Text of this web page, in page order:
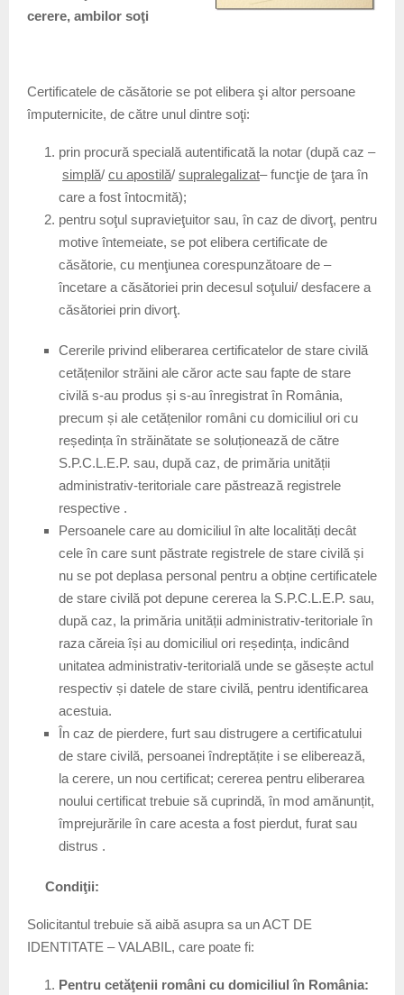
cerere, ambilor soţi
Certificatele de căsătorie se pot elibera şi altor persoane
împuternicite, de către unul dintre soţi:
prin procură specială autentificată la notar (după caz –
simplă/ cu apostilă/ supralegalizat– funcţie de ţara în
care a fost întocmită);
pentru soţul supravieţuitor sau, în caz de divorţ, pentru
motive întemeiate, se pot elibera certificate de
căsătorie, cu menţiunea corespunzătoare de –
încetare a căsătoriei prin decesul soţului/ desfacere a
căsătoriei prin divorţ.
Cererile privind eliberarea certificatelor de stare civilă
cetățenilor străini ale căror acte sau fapte de stare
civilă s-au produs și s-au înregistrat în România,
precum și ale cetățenilor români cu domiciliul ori cu
reședința în străinătate se soluționează de către
S.P.C.L.E.P. sau, după caz, de primăria unității
administrativ-teritoriale care păstrează registrele
respective .
Persoanele care au domiciliul în alte localități decât
cele în care sunt păstrate registrele de stare civilă și
nu se pot deplasa personal pentru a obține certificatele
de stare civilă pot depune cererea la S.P.C.L.E.P. sau,
după caz, la primăria unității administrativ-teritoriale în
raza căreia își au domiciliul ori reședința, indicând
unitatea administrativ-teritorială unde se găsește actul
respectiv și datele de stare civilă, pentru identificarea
acestuia.
În caz de pierdere, furt sau distrugere a certificatului
de stare civilă, persoanei îndreptățite i se eliberează,
la cerere, un nou certificat; cererea pentru eliberarea
noului certificat trebuie să cuprindă, în mod amănunțit,
împrejurările în care acesta a fost pierdut, furat sau
distrus .
Condiţii:
Solicitantul trebuie să aibă asupra sa un ACT DE
IDENTITATE – VALABIL, care poate fi:
Pentru cetăţenii români cu domiciliul în România: